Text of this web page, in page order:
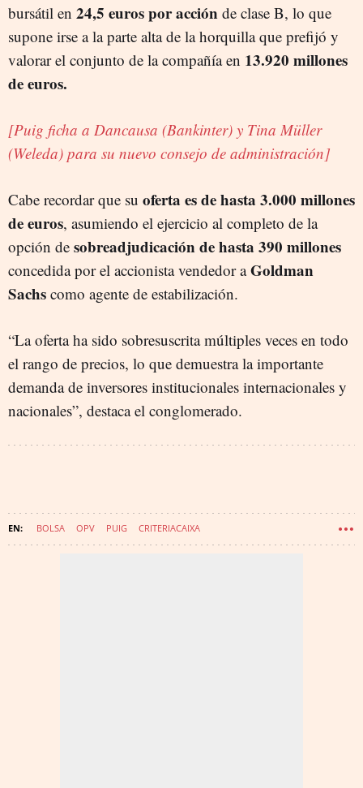
bursátil en 24,5 euros por acción de clase B, lo que
supone irse a la parte alta de la horquilla que prefijó y
valorar el conjunto de la compañía en 13.920 millones
de euros.
[Puig ficha a Dancausa (Bankinter) y Tina Müller
(Weleda) para su nuevo consejo de administración]
Cabe recordar que su oferta es de hasta 3.000 millones
de euros, asumiendo el ejercicio al completo de la
opción de sobreadjudicación de hasta 390 millones
concedida por el accionista vendedor aGoldman
Sachs como agente de estabilización.
“La oferta ha sido sobresuscrita múltiples veces en todo
el rango de precios, lo que demuestra la importante
demanda de inversores institucionales internacionales y
nacionales”, destaca el conglomerado.
BOLSA OPV PUIG CRITERIACAIXA